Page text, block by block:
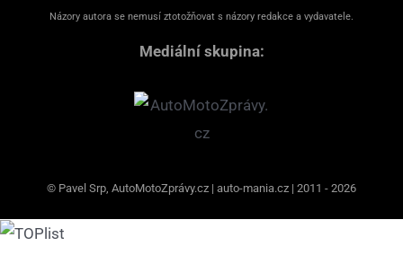
Názory autora se nemusí ztotožňovat s názory redakce a vydavatele.
Mediální skupina:
© Pavel Srp, AutoMotoZprávy.cz | auto-mania.cz | 2011 - 2026